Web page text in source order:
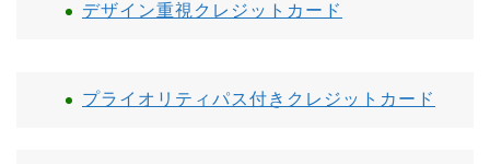
デザイン重視クレジットカード
プライオリティパス付きクレジットカード